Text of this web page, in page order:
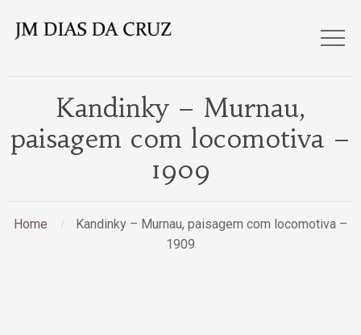
Kandinky – Murnau,
paisagem com locomotiva –
1909
Home
Kandinky – Murnau, paisagem com locomotiva –
1909